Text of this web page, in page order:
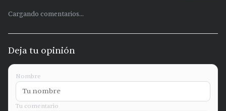
Cargando comentarios...
Deja tu opinión
Nombre
Tu comentario